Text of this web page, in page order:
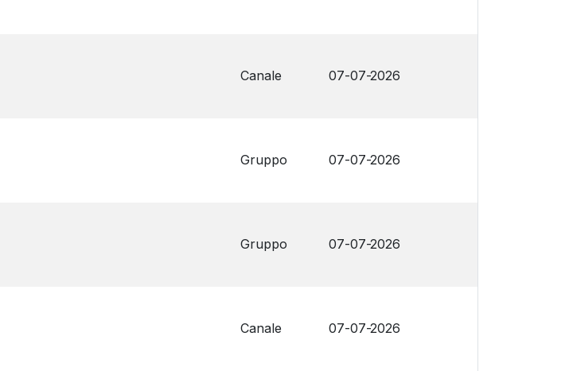
Canale 07-07-2026
Gruppo 07-07-2026
Gruppo 07-07-2026
Canale 07-07-2026